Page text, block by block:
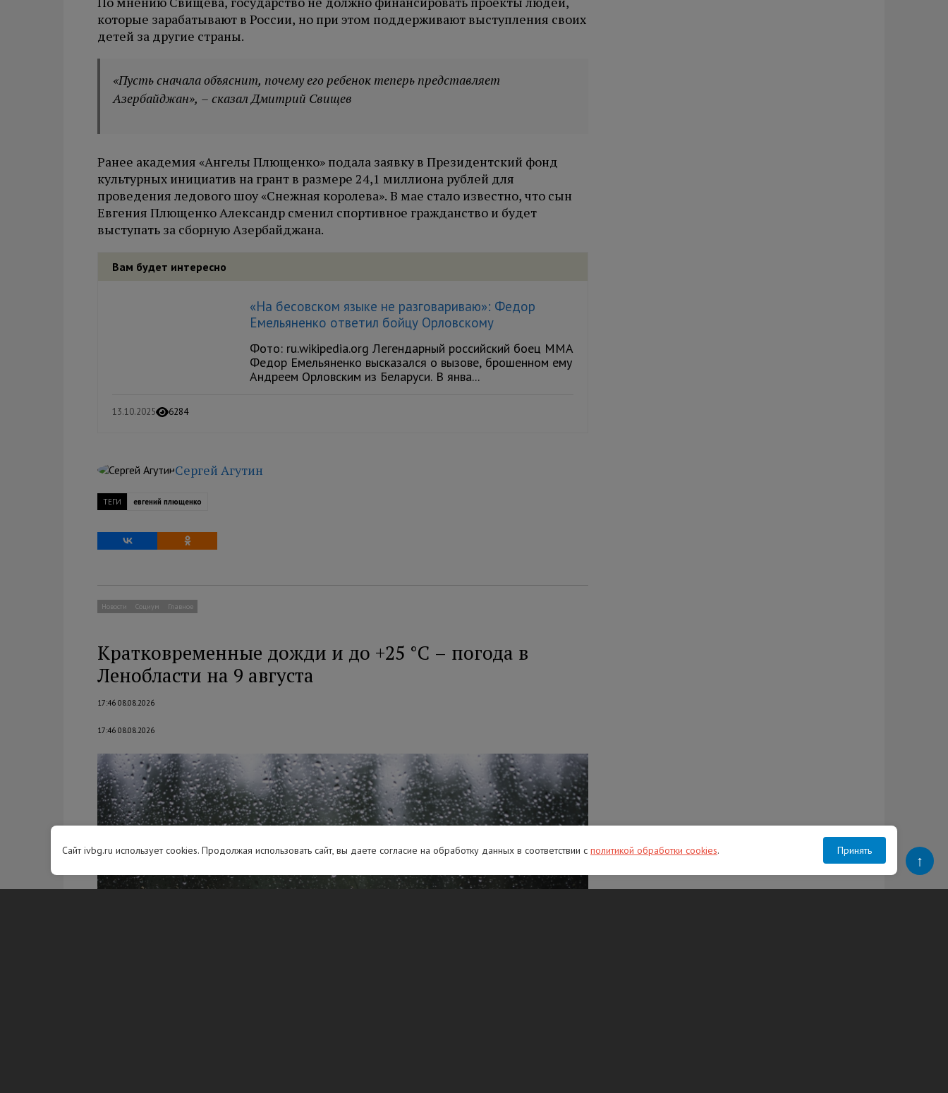
которые зарабатывают в России, но при этом поддерживают выступления своих
детей за другие страны.
«Пусть сначала объяснит, почему его ребенок теперь представляет
Азербайджан», – сказал Дмитрий Свищев
Ранее академия «Ангелы Плющенко» подала заявку в Президентский фонд
культурных инициатив на грант в размере 24,1 миллиона рублей для
проведения ледового шоу «Снежная королева». В мае стало известно, что сын
Евгения Плющенко Александр сменил спортивное гражданство и будет
выступать за сборную Азербайджана.
Вам будет интересно
«На бесовском языке не разговариваю»: Федор
Емельяненко ответил бойцу Орловскому
Фото: ru.wikipedia.org Легендарный российский боец ММА
Федор Емельяненко высказался о вызове, брошенном ему
Андреем Орловским из Беларуси. В янва...
13.10.2025 6284
Сергей Агутин
ТЕГИ евгений плющенко
Новости Социум Главное
Кратковременные дожди и до +25 °C – погода в
Ленобласти на 9 августа
17:46 08.08.2026
17:46 08.08.2026
Сайт ivbg.ru использует cookies. Продолжая использовать сайт, вы даете согласие на обработку данных в соответствии с политикой обработки cookies. Принять
↑